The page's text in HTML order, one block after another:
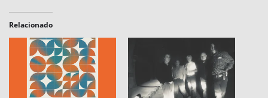
Relacionado